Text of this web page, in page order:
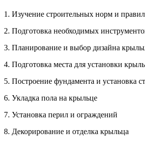
1. Изучение строительных норм и правил
2. Подготовка необходимых
3. Планирование и выбор дизайна
4. Подготовка места для установки
5. Построение фундамента и установка
6. Укладка пола на крыльце
7. Установка перил и ограждений
8. Декорирование и отделка крыльца